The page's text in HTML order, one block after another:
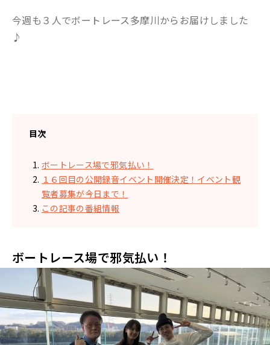
今週も３人でボートレース多摩川からお届けしました
♪
目次
ボートレース場で邪気払い！
１６回目の公開録音イベント開催決定！イベント観
覧者募集が今日まで！
この記事の番組情報
ボートレース場で邪気払い！